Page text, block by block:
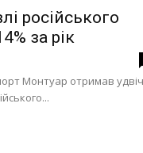
російського
за рік
Монтуар отримав